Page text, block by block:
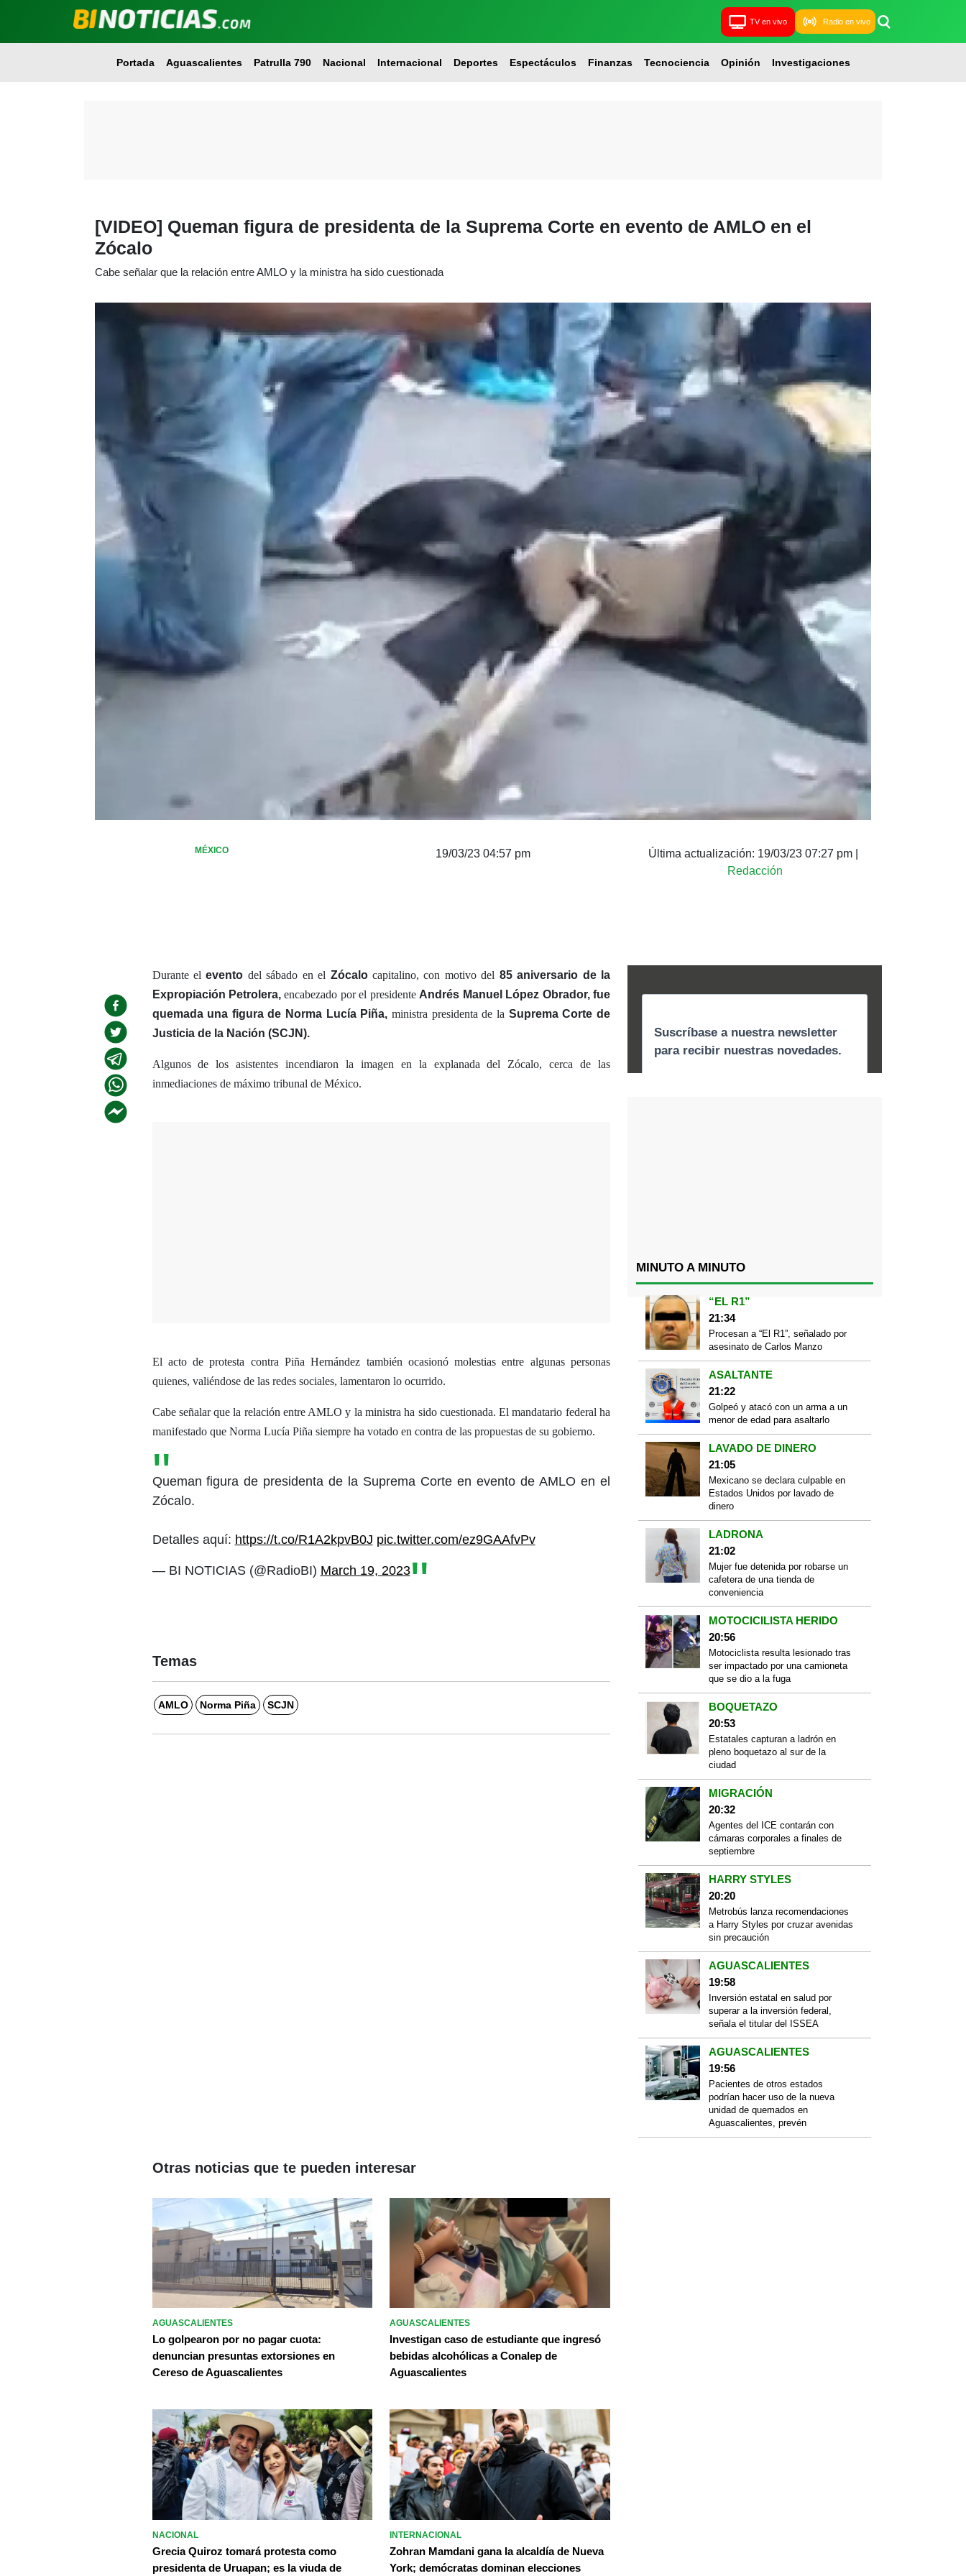
TV en vivo Radio en vivo
Portada Aguascalientes Patrulla 790 Nacional Internacional Deportes Espectáculos Finanzas Tecnociencia Opinión Investigaciones
[VIDEO] Queman figura de presidenta de la Suprema Corte en evento de AMLO en el
Zócalo
Cabe señalar que la relación entre AMLO y la ministra ha sido cuestionada
MÉXICO 19/03/23 04:57 pm Última actualización: 19/03/23 07:27 pm
Redacción
Durante elevento del sábado en el Zócalocapitalino, con motivo del 85 aniversario de la
Expropiación Petrolera,encabezado por el presidente Andrés Manuel López Obrador, fue
quemada una figura de Norma Lucía Piña, ministra presidenta de la Suprema Corte de
Justicia de la Nación (SCJN).
Algunos de los asistentes incendiaron la imagen en la explanada del Zócalo, cerca de las
inmediaciones de máximo tribunal de México.
El acto de protesta contra Piña Hernández también ocasionó molestias entre algunas personas
quienes, valiéndose de las redes sociales, lamentaron lo ocurrido.
Cabe señalar que la relación entre AMLO y la ministra ha sido cuestionada. El mandatario federal ha
manifestado que Norma Lucía Piña siempre ha votado en contra de las propuestas de su gobierno.
Queman figura de presidenta de la Suprema Corte en evento de AMLO en el
Zócalo.
Detalles aquí: https://t.co/R1A2kpvB0J pic.twitter.com/ez9GAAfvPv
— BI NOTICIAS (@RadioBI) March 19, 2023
Temas
AMLO Norma Piña SCJN
MINUTO A MINUTO
“EL R1”
21:34
Procesan a “El R1”, señalado por
asesinato de Carlos Manzo
ASALTANTE
21:22
Golpeó y atacó con un arma a un
menor de edad para asaltarlo
LAVADO DE DINERO
21:05
Mexicano se declara culpable en
Estados Unidos por lavado de
dinero
LADRONA
21:02
Mujer fue detenida por robarse un
cafetera de una tienda de
conveniencia
MOTOCICILISTA HERIDO
20:56
Motociclista resulta lesionado tras
ser impactado por una camioneta
que se dio a la fuga
BOQUETAZO
20:53
Estatales capturan a ladrón en
pleno boquetazo al sur de la
ciudad
MIGRACIÓN
20:32
Agentes del ICE contarán con
cámaras corporales a finales de
septiembre
HARRY STYLES
20:20
Metrobús lanza recomendaciones
a Harry Styles por cruzar avenidas
sin precaución
AGUASCALIENTES
19:58
Inversión estatal en salud por
superar a la inversión federal,
señala el titular del ISSEA
AGUASCALIENTES
19:56
Pacientes de otros estados
podrían hacer uso de la nueva
unidad de quemados en
Aguascalientes, prevén
Otras noticias que te pueden interesar
AGUASCALIENTES
Lo golpearon por no pagar cuota:
denuncian presuntas extorsiones en
Cereso de Aguascalientes
AGUASCALIENTES
Investigan caso de estudiante que ingresó
bebidas alcohólicas a Conalep de
Aguascalientes
NACIONAL
Grecia Quiroz tomará protesta como
presidenta de Uruapan; es la viuda de
INTERNACIONAL
Zohran Mamdani gana la alcaldía de Nueva
York; demócratas dominan elecciones